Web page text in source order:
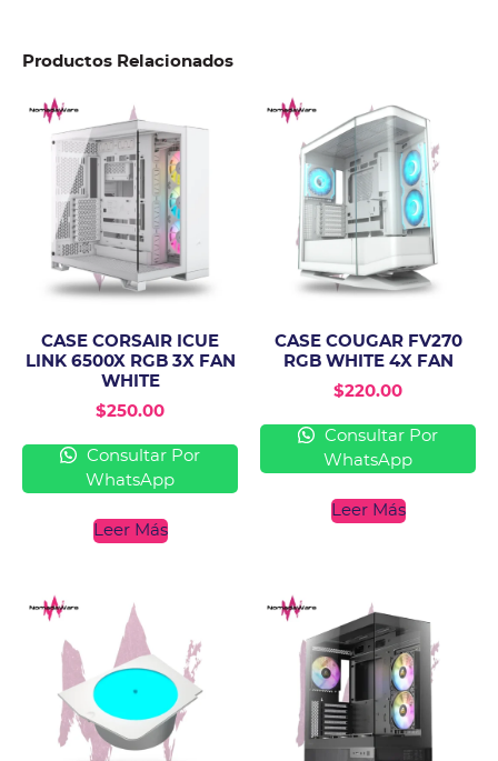
Productos Relacionados
CASE CORSAIR ICUE
LINK 6500X RGB 3X FAN
WHITE
$250.00
Consultar Por
WhatsApp
Leer Más
CASE COUGAR FV270
RGB WHITE 4X FAN
$220.00
Consultar Por
WhatsApp
Leer Más